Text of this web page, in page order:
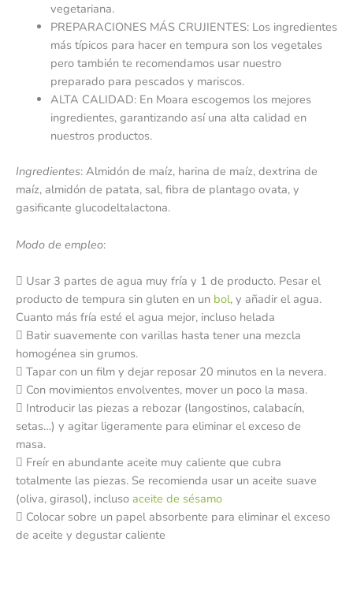
vegetariana.
PREPARACIONES MÁS CRUJIENTES: Los ingredientes
más típicos para hacer en tempura son los vegetales
pero también te recomendamos usar nuestro
preparado para pescados y mariscos.
ALTA CALIDAD: En Moara escogemos los mejores
ingredientes, garantizando así una alta calidad en
nuestros productos.
Ingredientes: Almidón de maíz, harina de maíz, dextrina de
maíz, almidón de patata, sal, fibra de plantago ovata, y
gasificante glucodeltalactona.
Modo de empleo:
 Usar 3 partes de agua muy fría y 1 de producto. Pesar el
producto de tempura sin gluten en un bol, y añadir el agua.
Cuanto más fría esté el agua mejor, incluso helada
 Batir suavemente con varillas hasta tener una mezcla
homogénea sin grumos.
 Tapar con un film y dejar reposar 20 minutos en la nevera.
 Con movimientos envolventes, mover un poco la masa.
 Introducir las piezas a rebozar (langostinos, calabacín,
setas…) y agitar ligeramente para eliminar el exceso de
masa.
 Freír en abundante aceite muy caliente que cubra
totalmente las piezas. Se recomienda usar un aceite suave
(oliva, girasol), incluso aceite de sésamo
 Colocar sobre un papel absorbente para eliminar el exceso
de aceite y degustar caliente